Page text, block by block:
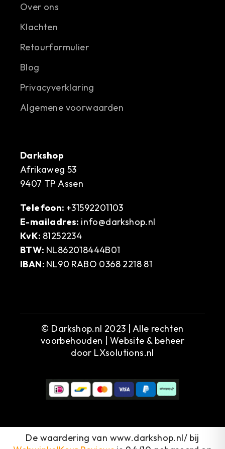
Over ons
Klachten
Retourformulier
Blog
Privacyverklaring
Algemene voorwaarden
Darkshop
Afrikaweg 53
9407 TP Assen
Telefoon: +31592201103
E-mailadres: info@darkshop.nl
KvK: 81252234
BTW: NL862018444B01
IBAN: NL90 RABO 0368 2218 81
© Darkshop.nl 2023 | Alle rechten
voorbehouden | Website & beheer
door LXsolutions.nl
De waardering van www.darkshop.nl/ bij